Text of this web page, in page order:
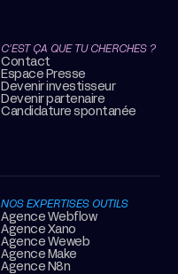
C’EST ÇA QUE TU CHERCHES ?
Contact
Espace Presse
Devenir investisseur
Devenir partenaire
Candidature spontanée
NOS EXPERTISES OUTILS
Agence Webflow
Agence Xano
Agence Weweb
Agence Make
Agence N8n